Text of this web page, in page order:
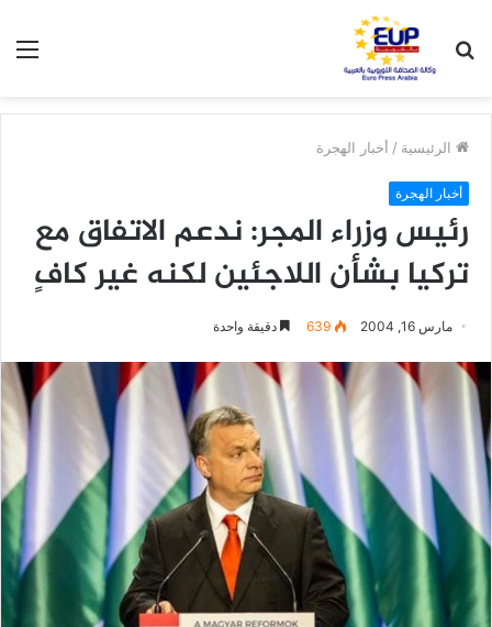
عن
الرئيسية / أخبار الهجرة
أخبار الهجرة
رئيس وزراء المجر: ندعم الاتفاق مع
تركيا بشأن اللاجئين لكنه غير كافٍ
مارس 16, 2004 639 دقيقة واحدة